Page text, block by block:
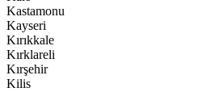
Kastamonu
Kayseri
Kırıkkale
Kırklareli
Kırşehir
Kilis